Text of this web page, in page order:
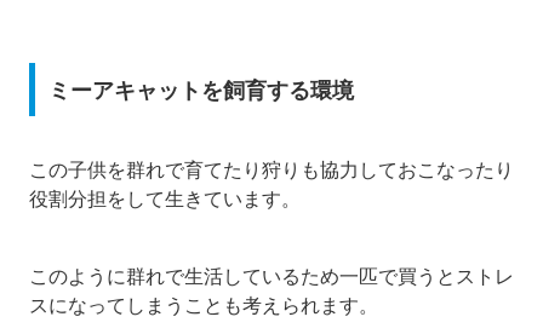
ミーアキャットを飼育する環境
この子供を群れで育てたり狩りも協力しておこなったり
役割分担をして生きています。
このように群れで生活しているため一匹で買うとストレ
スになってしまうことも考えられます。